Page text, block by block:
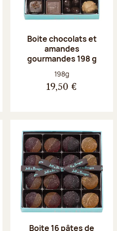
Boite chocolats et
amandes
gourmandes 198 g
Poids net :
198g
19,50 €
Boite 16 pâtes de